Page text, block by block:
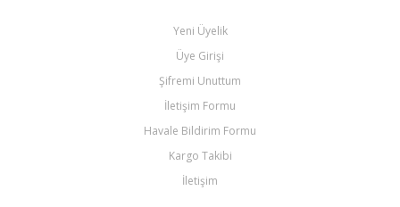
Yeni Üyelik
Üye Girişi
Şifremi Unuttum
İletişim Formu
Havale Bildirim Formu
Kargo Takibi
İletişim